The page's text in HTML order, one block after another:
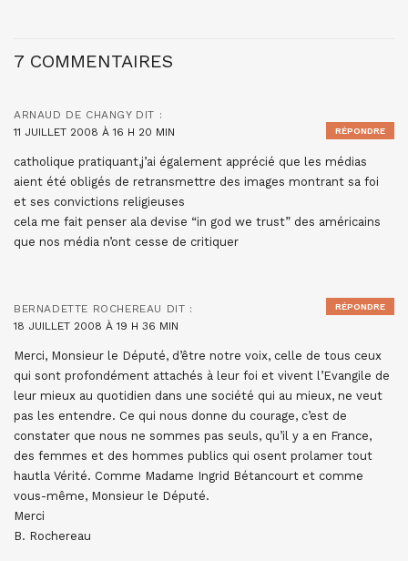
7 COMMENTAIRES
ARNAUD DE CHANGY DIT :
11 JUILLET 2008 À 16 H 20 MIN
catholique pratiquant,j’ai également apprécié que les médias
aient été obligés de retransmettre des images montrant sa foi
et ses convictions religieuses
cela me fait penser ala devise “in god we trust” des américains
que nos média n’ont cesse de critiquer
RÉPONDRE
BERNADETTE ROCHEREAU DIT :
18 JUILLET 2008 À 19 H 36 MIN
Merci, Monsieur le Député, d’être notre voix, celle de tous ceux
qui sont profondément attachés à leur foi et vivent l’Evangile de
leur mieux au quotidien dans une société qui au mieux, ne veut
pas les entendre. Ce qui nous donne du courage, c’est de
constater que nous ne sommes pas seuls, qu’il y a en France,
des femmes et des hommes publics qui osent prolamer tout
hautla Vérité. Comme Madame Ingrid Bétancourt et comme
vous-même, Monsieur le Député.
Merci
B. Rochereau
RÉPONDRE